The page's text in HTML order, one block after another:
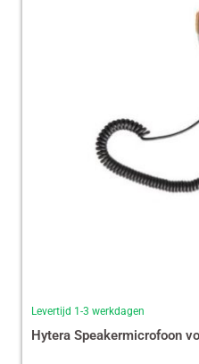
Levertijd 1-3 werkdagen
Hytera Speakermicrofoon